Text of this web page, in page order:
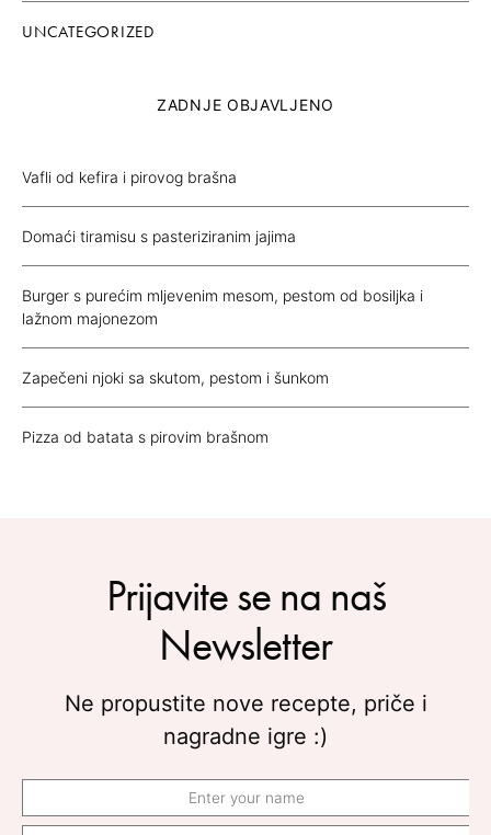
UNCATEGORIZED
ZADNJE OBJAVLJENO
Vafli od kefira i pirovog brašna
Domaći tiramisu s pasteriziranim jajima
Burger s purećim mljevenim mesom, pestom od bosiljka i
lažnom majonezom
Zapečeni njoki sa skutom, pestom i šunkom
Pizza od batata s pirovim brašnom
Prijavite se na naš
Newsletter
Ne propustite nove recepte, priče i
nagradne igre :)